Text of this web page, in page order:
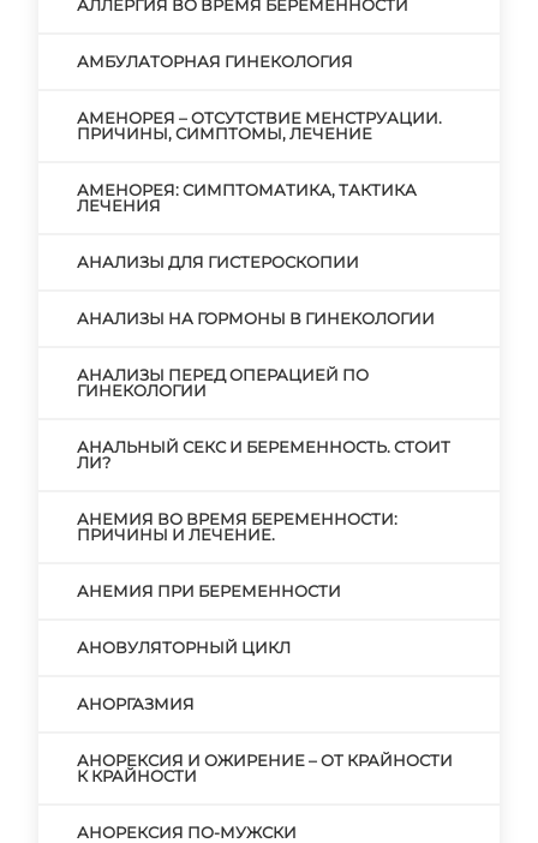
АЛЛЕРГИЯ ВО ВРЕМЯ БЕРЕМЕННОСТИ
АМБУЛАТОРНАЯ ГИНЕКОЛОГИЯ
АМЕНОРЕЯ – ОТСУТСТВИЕ МЕНСТРУАЦИИ.
ПРИЧИНЫ, СИМПТОМЫ, ЛЕЧЕНИЕ
АМЕНОРЕЯ: СИМПТОМАТИКА, ТАКТИКА
ЛЕЧЕНИЯ
АНАЛИЗЫ ДЛЯ ГИСТЕРОСКОПИИ
АНАЛИЗЫ НА ГОРМОНЫ В ГИНЕКОЛОГИИ
АНАЛИЗЫ ПЕРЕД ОПЕРАЦИЕЙ ПО
ГИНЕКОЛОГИИ
АНАЛЬНЫЙ СЕКС И БЕРЕМЕННОСТЬ. СТОИТ
ЛИ?
АНЕМИЯ ВО ВРЕМЯ БЕРЕМЕННОСТИ:
ПРИЧИНЫ И ЛЕЧЕНИЕ.
АНЕМИЯ ПРИ БЕРЕМЕННОСТИ
АНОВУЛЯТОРНЫЙ ЦИКЛ
АНОРГАЗМИЯ
АНОРЕКСИЯ И ОЖИРЕНИЕ – ОТ КРАЙНОСТИ
К КРАЙНОСТИ
АНОРЕКСИЯ ПО-МУЖСКИ